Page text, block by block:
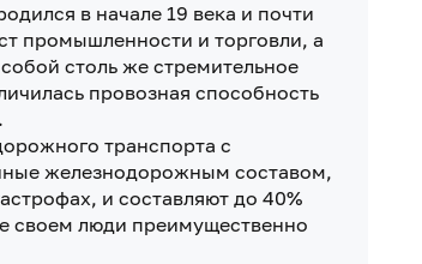
в начале 19 века и почти
промышленности и торговли, а
столь же стремительное
провозная способность
транспорта с
железнодорожным составом,
и составляют до 40%
своем люди преимущественно